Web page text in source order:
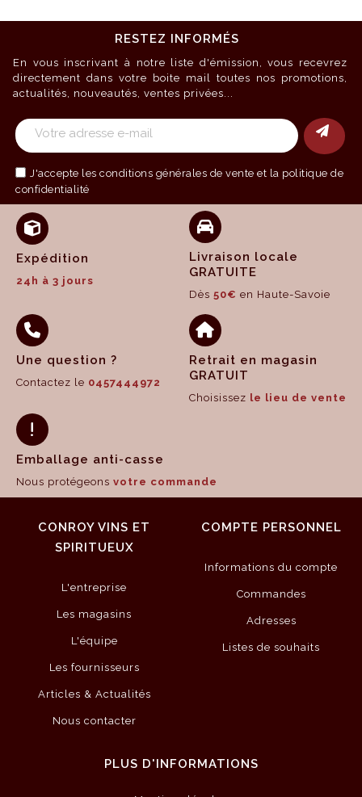
RESTEZ INFORMÉS
En vous inscrivant à notre liste d'émission, vous recevrez
directement dans votre boite mail toutes nos promotions,
actualités, nouveautés, ventes privées...
J'accepte les conditions générales de vente et la politique de
confidentialité
Expédition
24h à 3 jours
Livraison locale
GRATUITE
Dès 50€ en Haute-Savoie
Une question ?
Contactez le 0457444972
Retrait en magasin
GRATUIT
Choisissez le lieu de vente
Emballage anti-casse
Nous protégeons votre commande
CONROY VINS ET
SPIRITUEUX
L'entreprise
Les magasins
L'équipe
Les fournisseurs
Articles & Actualités
Nous contacter
COMPTE PERSONNEL
Informations du compte
Commandes
Adresses
Listes de souhaits
PLUS D'INFORMATIONS